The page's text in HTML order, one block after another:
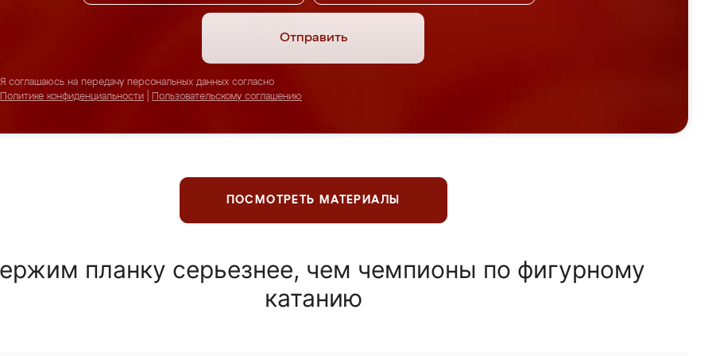
Отправить
Я соглашаюсь на передачу персональных данных согласно
Политике конфиденциальности
Пользовательскому соглашению
ПОСМОТРЕТЬ МАТЕРИАЛЫ
планку серьезнее, чем чемпионы по фигурному
катанию